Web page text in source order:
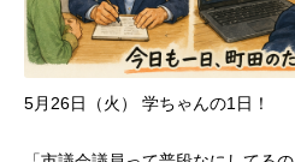
5月26日（火） 学ちゃんの1日！